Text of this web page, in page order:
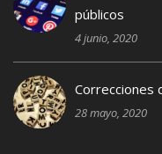
públicos
4 junio, 2020
Correcciones
28 mayo, 2020